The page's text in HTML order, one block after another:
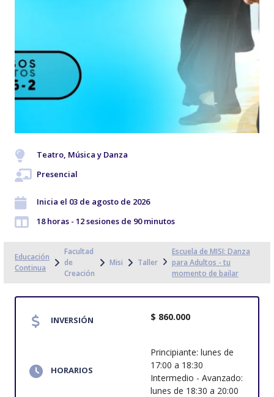
Teatro, Música y Danza
Presencial
Inicia el 03 de agosto de 2026
18 horas - 12 sesiones de 90 minutos
Educación
Continua
Facultad
de
Creación
Misi Taller
Escuela de MISI: Danza
para Adultos - tu
momento de bailar
INVERSIÓN $ 860.000
HORARIOS
Principiante: lunes de
17:00 a 18:30
Intermedio - Avanzado:
lunes de 18:30 a 20:00